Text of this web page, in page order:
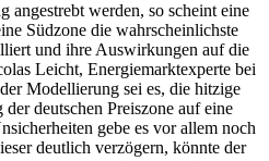
angestrebt werden, so scheint eine
Südzone die wahrscheinlichste
und ihre Auswirkungen auf die
Leicht, Energiemarktexperte bei
Modellierung sei es, die hitzige
deutschen Preiszone auf eine
gebe es vor allem noch
deutlich verzögern, könnte der